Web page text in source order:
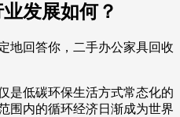
发展如何？
地回答你，二手办公家具回收
是低碳环保生活方式常态化的
围内的循环经济日渐成为世界